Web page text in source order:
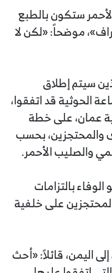
ستكون بالطبع
موضحاً: «لكن لا
سيتم إطلاق
الحوثية قد اتفقوا،
عمان، على خطة
والمحتجزين، بحسب
والصليب الأحمر.
بالتزامات
على خلفية
اليمن، قائلاً: «أحث